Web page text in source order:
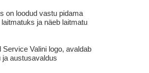
on loodud vastu pidama
ja näeb laitmatu
Valini logo, avaldab
austusavaldus